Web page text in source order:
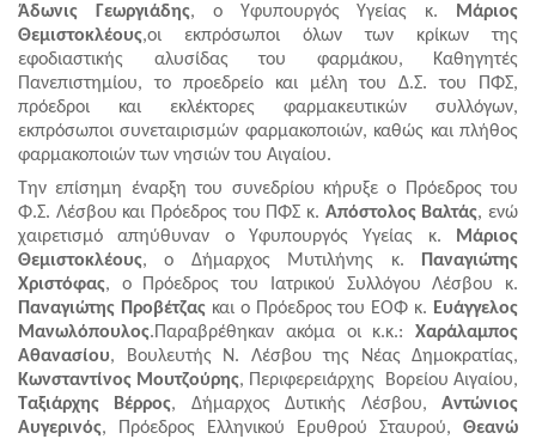
Άδωνις Γεωργιάδης, ο Υφυπουργός Υγείας κ.
Μάριος
Θεμιστοκλέους,οι εκπρόσωποι όλων των κρίκων της
εφοδιαστικής αλυσίδας του φαρμάκου, Καθηγητές
Πανεπιστημίου, το προεδρείο και μέλη του Δ.Σ. του ΠΦΣ,
πρόεδροι και εκλέκτορες φαρμακευτικών συλλόγων,
εκπρόσωποι συνεταιρισμών φαρμακοποιών, καθώς και πλήθος
φαρμακοποιών των νησιών του Αιγαίου.
Την επίσημη έναρξη του συνεδρίου κήρυξε ο Πρόεδρος του
Φ.Σ. Λέσβου και Πρόεδρος του ΠΦΣ κ. Απόστολος Βαλτάς, ενώ
χαιρετισμό απηύθυναν ο Υφυπουργός Υγείας κ.
Μάριος
Θεμιστοκλέους, ο Δήμαρχος Μυτιλήνης κ.
Παναγιώτης
Χριστόφας, ο Πρόεδρος του Ιατρικού Συλλόγου Λέσβου κ.
Παναγιώτης Προβέτζαςκαι ο Πρόεδρος του ΕΟΦ κ. Ευάγγελος
Μανωλόπουλος.Παραβρέθηκαν ακόμα οι κ.κ.: Χαράλαμπος
Αθανασίου, Βουλευτής Ν. Λέσβου της Νέας Δημοκρατίας,
Κωνσταντίνος Μουτζούρης, Περιφερειάρχης Βορείου Αιγαίου,
Ταξιάρχης Βέρρος, Δήμαρχος Δυτικής Λέσβου,Αντώνιος
Αυγερινός, Πρόεδρος Ελληνικού Ερυθρού Σταυρού, Θεανώ